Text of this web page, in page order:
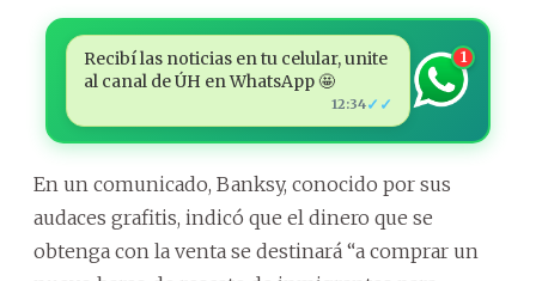
Recibí las noticias en tu celular, unite
al canal de ÚH en WhatsApp 🤩
12:34✓✓
1
En un comunicado, Banksy, conocido por sus
audaces grafitis, indicó que el dinero que se
obtenga con la venta se destinará “a comprar un